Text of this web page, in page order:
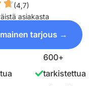
(4,7)
asiakasta
tarjous →
600+
tarkistettua